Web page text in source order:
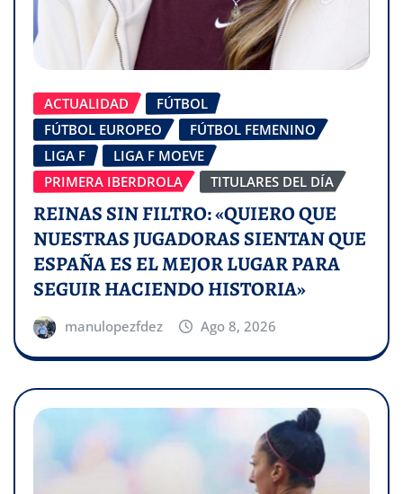
ACTUALIDAD
FÚTBOL
FÚTBOL EUROPEO
FÚTBOL FEMENINO
LIGA F
LIGA F MOEVE
PRIMERA IBERDROLA
TITULARES DEL DÍA
REINAS SIN FILTRO: «QUIERO QUE
NUESTRAS JUGADORAS SIENTAN QUE
ESPAÑA ES EL MEJOR LUGAR PARA
SEGUIR HACIENDO HISTORIA»
manulopezfdez Ago 8, 2026